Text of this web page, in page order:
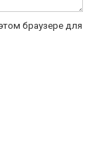
браузере для